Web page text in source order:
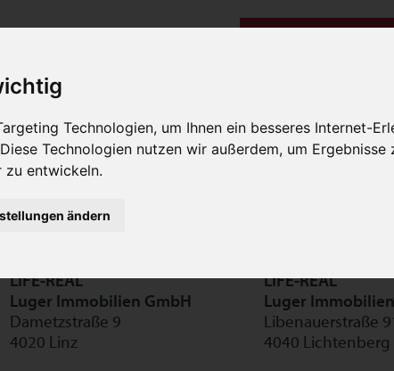
Technologien, um Ihnen ein besseres Internet-
Technologien nutzen wir außerdem, um
zu entwickeln.
ändern
LIFE-REAL
Luger Immobilien GmbH
Dametzstraße 9
4020 Linz
LIFE-REAL
Luger
Libenauerstraße
4040 Lichtenberg